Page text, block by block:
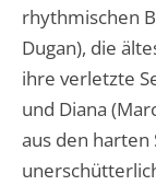
rhythmischen
Dugan), die
ihre verletzte
und Diana
aus den